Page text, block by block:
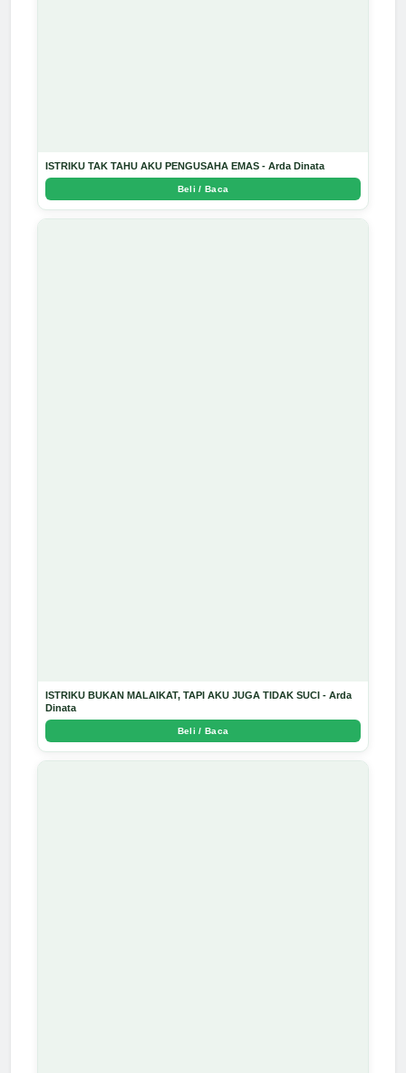
ISTRIKU TAK TAHU AKU PENGUSAHA EMAS - Arda Dinata
Beli / Baca
ISTRIKU BUKAN MALAIKAT, TAPI AKU JUGA TIDAK SUCI - Arda
Dinata
Beli / Baca